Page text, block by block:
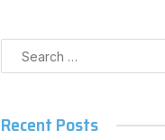
Recent Posts